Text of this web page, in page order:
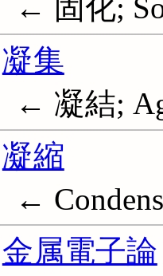
← 固化;
凝集
← 凝結;
凝縮
←
金属電子論